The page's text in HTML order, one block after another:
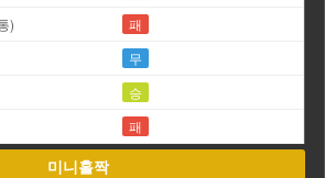
)
패
무
승
패
미니홀짝